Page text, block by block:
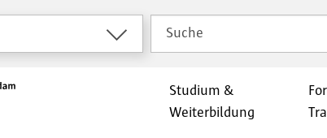
Suche
Studium &
Weiterbildung